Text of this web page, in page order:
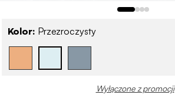
Kolor: Przezroczysty
Wyłączone z promocji